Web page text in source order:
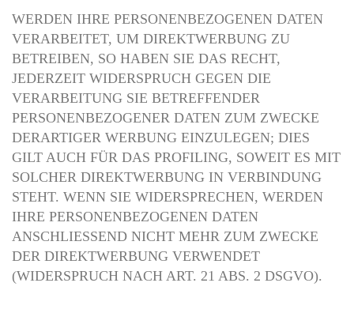
WERDEN IHRE PERSONENBEZOGENEN DATEN
VERARBEITET, UM DIREKTWERBUNG ZU
BETREIBEN, SO HABEN SIE DAS RECHT,
JEDERZEIT WIDERSPRUCH GEGEN DIE
VERARBEITUNG SIE BETREFFENDER
PERSONENBEZOGENER DATEN ZUM ZWECKE
DERARTIGER WERBUNG EINZULEGEN; DIES
GILT AUCH FÜR DAS PROFILING, SOWEIT ES MIT
SOLCHER DIREKTWERBUNG IN VERBINDUNG
STEHT. WENN SIE WIDERSPRECHEN, WERDEN
IHRE PERSONENBEZOGENEN DATEN
ANSCHLIESSEND NICHT MEHR ZUM ZWECKE
DER DIREKTWERBUNG VERWENDET
(WIDERSPRUCH NACH ART. 21 ABS. 2 DSGVO).